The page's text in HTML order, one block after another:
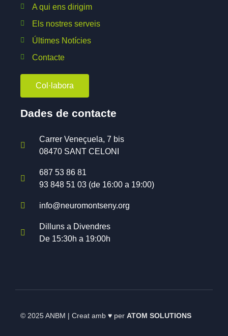
A qui ens dirigim
Els nostres serveis
Últimes Notícies
Contacte
Col·labora
Dades de contacte
Carrer Veneçuela, 7 bis
08470 SANT CELONI
687 53 86 81
93 848 51 03 (de 16:00 a 19:00)
info@neuromontseny.org
Dilluns a Divendres
De 15:30h a 19:00h
© 2025 ANBM | Creat amb ♥ per ATOM SOLUTIONS